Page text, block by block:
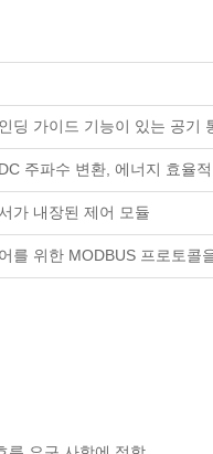
딩 가이드 기능이 있는 공기
주파수 변환, 에너지 효율
가 내장된 제어 모듈
를 위한 MODBUS 프로토콜